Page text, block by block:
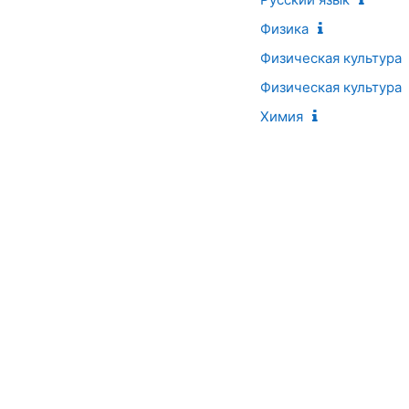
Физика
Физическая культура
Физическая культура
Химия